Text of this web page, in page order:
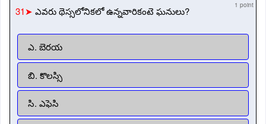
31➤ ఎవరు థెస్సలోనికలో ఉన్నవారికంటె ఘనులు? 1 point
ఎ. బెరయ
బి. కొలస్సి
సి. ఎఫెసి